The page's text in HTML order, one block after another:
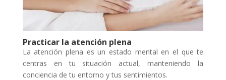
Practicar la atención plena
La atención plena es un estado mental en el que te
centras en tu situación actual, manteniendo la
conciencia de tu entorno y tus sentimientos.